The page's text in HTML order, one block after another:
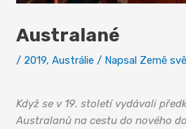
Australané
/ 2019,Austrálie / Napsal Země
Když se v 19. století vydávali
Australanů na cestu do nového